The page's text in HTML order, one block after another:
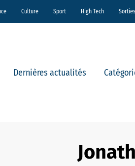
Culture Sport High Tech Sorties
Dernières actualités